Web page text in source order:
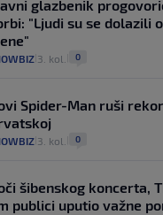
glazbenik
"Ljudi su se dolazili
3. kol. 0
Spider-Man ruši
3. kol. 0
šibenskog koncerta,
publici uputio važne